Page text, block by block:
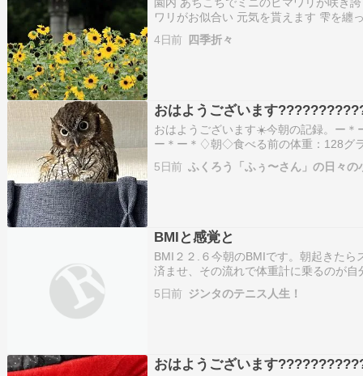
園内 あちこちでミニのヒマワリが咲き
ワリがお似合い 元気を貰えます 雫を纏
クサ 雨上がりで比較的涼しく 園内を2
らと歩いても 結構運動になっているら
4日前 四季折々
おはようございます
おはようございます☀️今朝の記録。ー＊
ー＊ー＊♢朝◇食べる前の体重：128グ
ズラサプリ：なし食べた量：5グラムペ
＊ー＊ー＊ー＊ー＊ー＊♪ふぅ〜さんの
5日前 ふくろう「ふぅ〜さん」の日々の
BMIと感覚と
BMI２２.６今朝のBMIです。朝起きたら
済ませ、その流れで体重計に乗るのが
じことを繰り返してるので、BMIがい
覚で分かる。それくらい人の感覚って
5日前 ジンタのテニス人生！
おはようございます